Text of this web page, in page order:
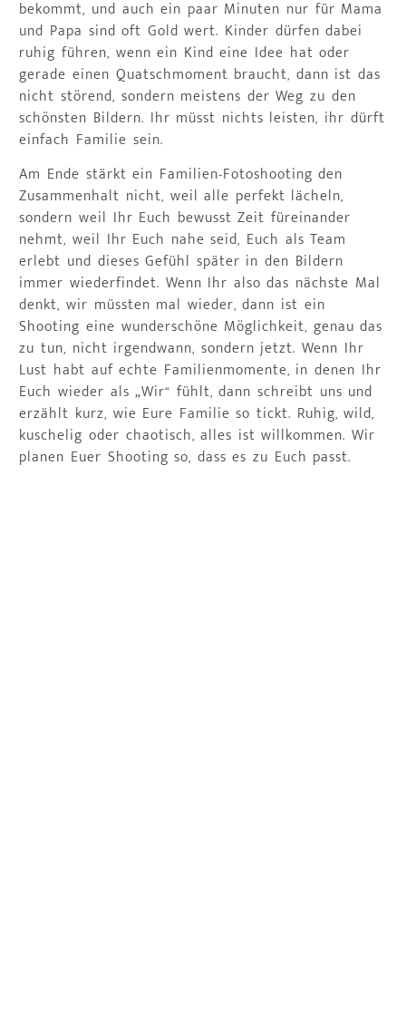
bekommt, und auch ein paar Minuten nur für Mama
und Papa sind oft Gold wert. Kinder dürfen dabei
ruhig führen, wenn ein Kind eine Idee hat oder
gerade einen Quatschmoment braucht, dann ist das
nicht störend, sondern meistens der Weg zu den
schönsten Bildern. Ihr müsst nichts leisten, ihr dürft
einfach Familie sein.
Am Ende stärkt ein Familien-Fotoshooting den
Zusammenhalt nicht, weil alle perfekt lächeln,
sondern weil Ihr Euch bewusst Zeit füreinander
nehmt, weil Ihr Euch nahe seid, Euch als Team
erlebt und dieses Gefühl später in den Bildern
immer wiederfindet. Wenn Ihr also das nächste Mal
denkt, wir müssten mal wieder, dann ist ein
Shooting eine wunderschöne Möglichkeit, genau das
zu tun, nicht irgendwann, sondern jetzt. Wenn Ihr
Lust habt auf echte Familienmomente, in denen Ihr
Euch wieder als „Wir“ fühlt, dann schreibt uns und
erzählt kurz, wie Eure Familie so tickt. Ruhig, wild,
kuschelig oder chaotisch, alles ist willkommen. Wir
planen Euer Shooting so, dass es zu Euch passt.